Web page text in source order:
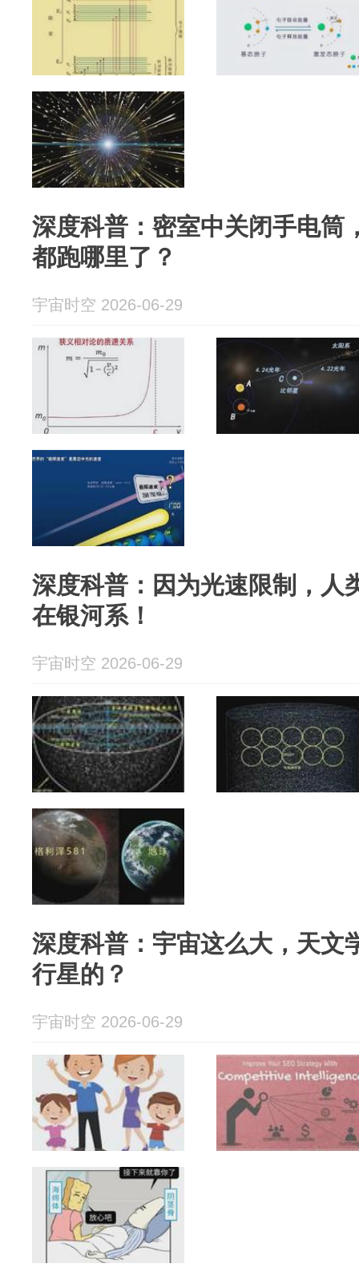
深度科普：密室中关闭手电筒
都跑哪里了？
宇宙时空 2026-06-29
深度科普：因为光速限制，人
在银河系！
宇宙时空 2026-06-29
深度科普：宇宙这么大，天文
行星的？
宇宙时空 2026-06-29